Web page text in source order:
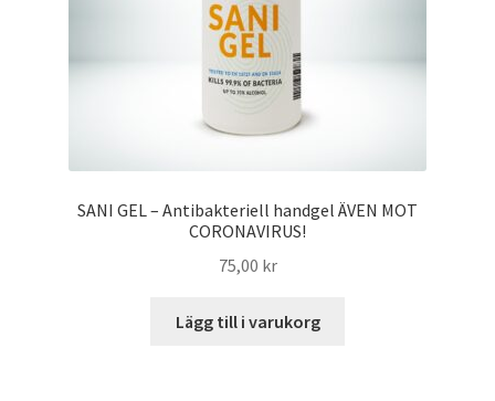
SANI GEL – Antibakteriell handgel ÄVEN MOT
CORONAVIRUS!
75,00 kr
Lägg till i varukorg